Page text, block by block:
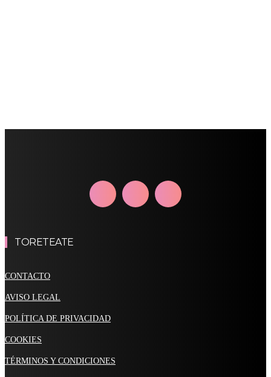
TORETEATE
CONTACTO
AVISO LEGAL
POLÍTICA DE PRIVACIDAD
COOKIES
TÉRMINOS Y CONDICIONES